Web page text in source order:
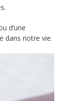
d’une
dans notre vie.